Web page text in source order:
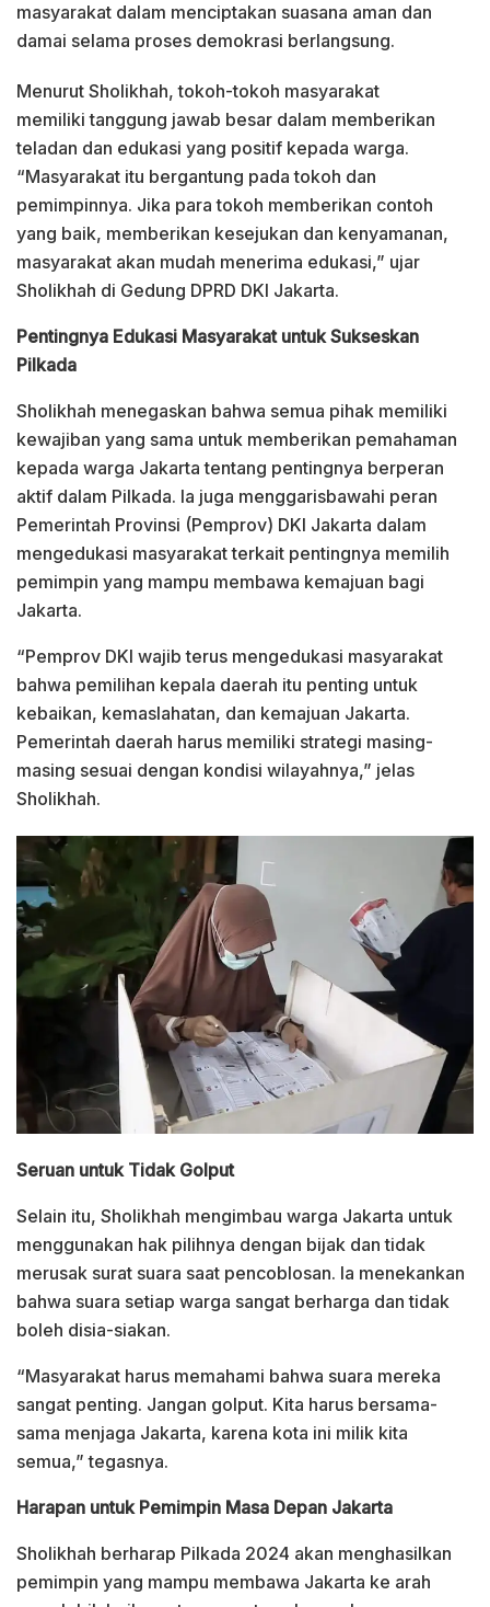
masyarakat dalam menciptakan suasana aman dan
damai selama proses demokrasi berlangsung.
Menurut Sholikhah, tokoh-tokoh masyarakat
memiliki tanggung jawab besar dalam memberikan
teladan dan edukasi yang positif kepada warga.
“Masyarakat itu bergantung pada tokoh dan
pemimpinnya. Jika para tokoh memberikan contoh
yang baik, memberikan kesejukan dan kenyamanan,
masyarakat akan mudah menerima edukasi,” ujar
Sholikhah di Gedung DPRD DKI Jakarta.
Pentingnya Edukasi Masyarakat untuk Sukseskan
Pilkada
Sholikhah menegaskan bahwa semua pihak memiliki
kewajiban yang sama untuk memberikan pemahaman
kepada warga Jakarta tentang pentingnya berperan
aktif dalam Pilkada. Ia juga menggarisbawahi peran
Pemerintah Provinsi (Pemprov) DKI Jakarta dalam
mengedukasi masyarakat terkait pentingnya memilih
pemimpin yang mampu membawa kemajuan bagi
Jakarta.
“Pemprov DKI wajib terus mengedukasi masyarakat
bahwa pemilihan kepala daerah itu penting untuk
kebaikan, kemaslahatan, dan kemajuan Jakarta.
Pemerintah daerah harus memiliki strategi masing-
masing sesuai dengan kondisi wilayahnya,” jelas
Sholikhah.
Seruan untuk Tidak Golput
Selain itu, Sholikhah mengimbau warga Jakarta untuk
menggunakan hak pilihnya dengan bijak dan tidak
merusak surat suara saat pencoblosan. Ia menekankan
bahwa suara setiap warga sangat berharga dan tidak
boleh disia-siakan.
“Masyarakat harus memahami bahwa suara mereka
sangat penting. Jangan golput. Kita harus bersama-
sama menjaga Jakarta, karena kota ini milik kita
semua,” tegasnya.
Harapan untuk Pemimpin Masa Depan Jakarta
Sholikhah berharap Pilkada 2024 akan menghasilkan
pemimpin yang mampu membawa Jakarta ke arah